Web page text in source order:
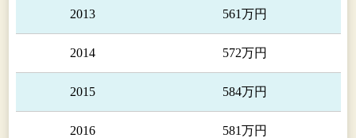
［プリンター関連］（日本、アジア）
売を行っております。
［通信関連］（日本、北米、アジア）
ております。
2013 561万円
2014 572万円
2015 584万円
2016 581万円